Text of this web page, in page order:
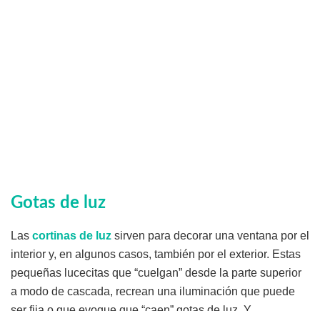
Gotas de luz
Las cortinas de luz sirven para decorar una ventana por el
interior y, en algunos casos, también por el exterior. Estas
pequeñas lucecitas que “cuelgan” desde la parte superior
a modo de cascada, recrean una iluminación que puede